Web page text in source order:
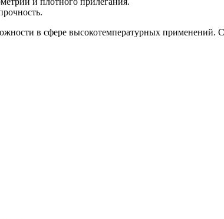
в сфере высокотемпературных применений.